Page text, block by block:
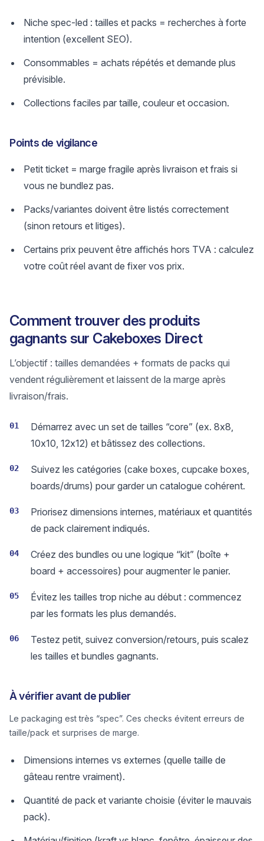
Niche spec-led : tailles et packs = recherches à forte
intention (excellent SEO).
Consommables = achats répétés et demande plus
prévisible.
Collections faciles par taille, couleur et occasion.
Points de vigilance
Petit ticket = marge fragile après livraison et frais si
vous ne bundlez pas.
Packs/variantes doivent être listés correctement
(sinon retours et litiges).
Certains prix peuvent être affichés hors TVA : calculez
votre coût réel avant de fixer vos prix.
Comment trouver des produits
gagnants sur Cakeboxes Direct
L’objectif : tailles demandées + formats de packs qui
vendent régulièrement et laissent de la marge après
livraison/frais.
01
Démarrez avec un set de tailles “core” (ex. 8x8,
10x10, 12x12) et bâtissez des collections.
02
Suivez les catégories (cake boxes, cupcake boxes,
boards/drums) pour garder un catalogue cohérent.
03
Priorisez dimensions internes, matériaux et quantités
de pack clairement indiqués.
04
Créez des bundles ou une logique “kit” (boîte +
board + accessoires) pour augmenter le panier.
05
Évitez les tailles trop niche au début : commencez
par les formats les plus demandés.
06
Testez petit, suivez conversion/retours, puis scalez
les tailles et bundles gagnants.
À vérifier avant de publier
Le packaging est très “spec”. Ces checks évitent erreurs de
taille/pack et surprises de marge.
Dimensions internes vs externes (quelle taille de
gâteau rentre vraiment).
Quantité de pack et variante choisie (éviter le mauvais
pack).